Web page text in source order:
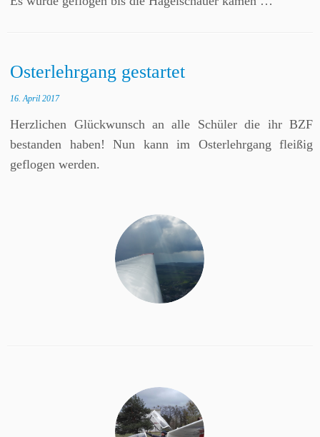
Osterlehrgang gestartet
16. April 2017
Herzlichen Glückwunsch an alle Schüler die ihr BZF
bestanden haben! Nun kann im Osterlehrgang fleißig
geflogen werden.